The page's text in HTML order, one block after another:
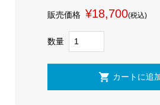
販売価格 ¥18,700(税込)
数量